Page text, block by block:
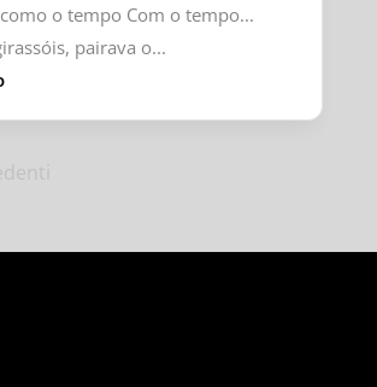
o tempo Com o tempo...
pairava o...